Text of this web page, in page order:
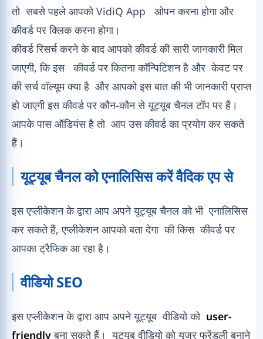
तो सबसे पहले आपको VidiQ App ओपन करना होगा और
कीवर्ड पर क्लिक करना होगा।
कीवर्ड रिसर्च करने के बाद आपको कीवर्ड की सारी जानकारी मिल
जाएगी, कि इस कीवर्ड पर कितना कॉन्पिटिशन है और केवट पर
की सर्च वॉल्यूम क्या है और आपको इस बात की भी जानकारी प्राप्त
हो जाएगी इस कीवर्ड पर कौन-कौन से यूट्यूब चैनल टॉप पर हैं।
आपके पास ऑडियंस है तो आप उस कीवर्ड का प्रयोग कर सकते
हैं।
यूट्यूब चैनल को एनालिसिस करें वैदिक एप से
इस एप्लीकेशन के द्वारा आप अपने यूट्यूब चैनल को भी एनालिसिस
कर सकते हैं, एप्लीकेशन आपको बता देगा की किस कीवर्ड पर
आपका ट्रैफिक आ रहा है।
वीडियो SEO
इस एप्लीकेशन के द्वारा आप अपने यूट्यूब वीडियो को user-
friendlyबना सकते हैं। यूट्यूब वीडियो को यूजर फ्रेंडली बनाने